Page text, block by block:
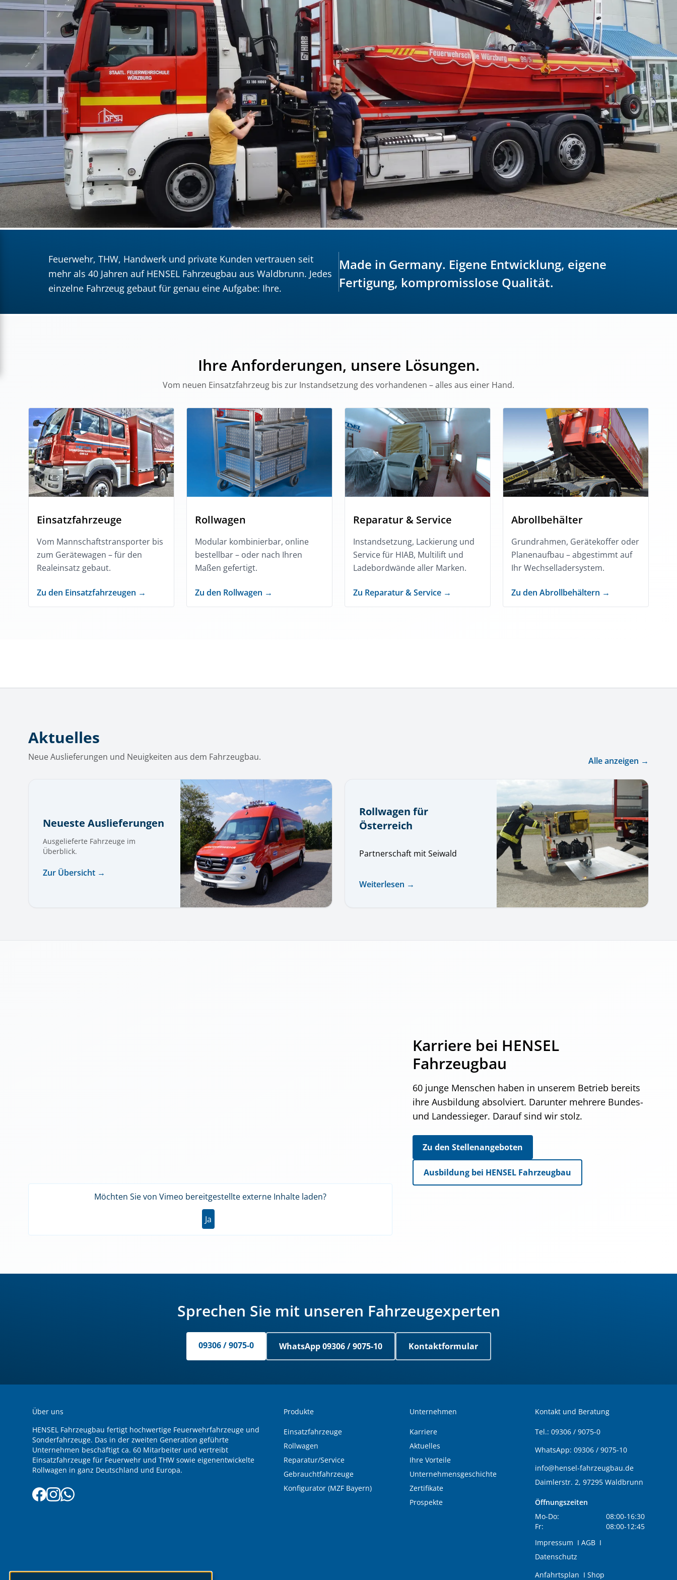
Feuerwehr, THW, Handwerk und private Kunden vertrauen seit
mehr als 40 Jahren auf HENSEL Fahrzeugbau aus Waldbrunn. Jedes
einzelne Fahrzeug gebaut für genau eine Aufgabe: Ihre.
Made in Germany. Eigene Entwicklung, eigene
Fertigung, kompromisslose Qualität.
Ihre Anforderungen, unsere Lösungen.
Vom neuen Einsatzfahrzeug bis zur Instandsetzung des vorhandenen – alles aus einer Hand.
Einsatzfahrzeuge
Vom Mannschaftstransporter bis
zum Gerätewagen – für den
Realeinsatz gebaut.
Zu den Einsatzfahrzeugen →
Rollwagen
Modular kombinierbar, online
bestellbar – oder nach Ihren
Maßen gefertigt.
Zu den Rollwagen →
Reparatur & Service
Instandsetzung, Lackierung und
Service für HIAB, Multilift und
Ladebordwände aller Marken.
Zu Reparatur & Service →
Abrollbehälter
Grundrahmen, Gerätekoffer oder
Planenaufbau – abgestimmt auf
Ihr Wechselladersystem.
Zu den Abrollbehältern →
Aktuelles
Neue Auslieferungen und Neuigkeiten aus dem Fahrzeugbau. Alle anzeigen →
Neueste Auslieferungen
Ausgelieferte Fahrzeuge im
Überblick.
Zur Übersicht →
Rollwagen für
Österreich
Partnerschaft mit Seiwald
Weiterlesen →
Möchten Sie vonVimeo bereitgestellte externe Inhalte laden?
Ja
Karriere bei HENSEL
Fahrzeugbau
60 junge Menschen haben in unserem Betrieb bereits
ihre Ausbildung absolviert. Darunter mehrere Bundes-
und Landessieger. Darauf sind wir stolz.
Zu den Stellenangeboten
Ausbildung bei HENSEL Fahrzeugbau
Sprechen Sie mit unseren Fahrzeugexperten
09306 / 9075-0 WhatsApp 09306 / 9075-10 Kontaktformular
Über uns
HENSEL Fahrzeugbau fertigt hochwertige Feuerwehrfahrzeuge und
Sonderfahrzeuge. Das in der zweiten Generation geführte
Unternehmen beschäftigt ca. 60 Mitarbeiter und vertreibt
Einsatzfahrzeuge für Feuerwehr und THW sowie eigenentwickelte
Rollwagen in ganz Deutschland und Europa.
Produkte
Einsatzfahrzeuge
Rollwagen
Reparatur/Service
Gebrauchtfahrzeuge
Konfigurator (MZF Bayern)
Unternehmen
Karriere
Aktuelles
Ihre Vorteile
Unternehmensgeschichte
Zertifikate
Prospekte
Kontakt und Beratung
Tel.:09306 / 9075-0
WhatsApp:09306 / 9075-10
info@hensel-fahrzeugbau.de
Daimlerstr. 2, 97295 Waldbrunn
Öffnungszeiten
Mo-Do:
08:00-16:30
Fr:
08:00-12:45
Impressum IAGB I
Datenschutz
Anfahrtsplan IShop